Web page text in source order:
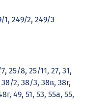
1, 249/2, 249/3
25/8, 25/11, 27, 31,
38/2, 38/3, 38в, 38г,
49, 51, 53, 55а, 55,